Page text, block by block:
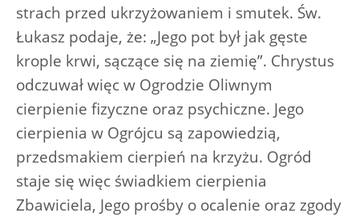
strach przed ukrzyżowaniem i smutek. Św.
Łukasz podaje, że: „Jego pot był jak gęste
krople krwi, sączące się na ziemię”. Chrystus
odczuwał więc w Ogrodzie Oliwnym
cierpienie fizyczne oraz psychiczne. Jego
cierpienia w Ogrójcu są zapowiedzią,
przedsmakiem cierpień na krzyżu. Ogród
staje się więc świadkiem cierpienia
Zbawiciela, Jego prośby o ocalenie oraz zgody